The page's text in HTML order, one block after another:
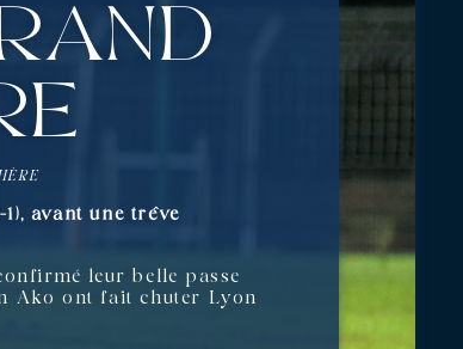
avant une trêve
leur belle passe
Ako ont fait chuter Lyon